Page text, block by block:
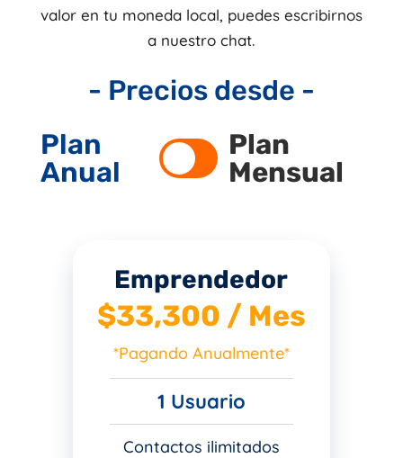
valor en tu moneda local, puedes escribirnos
a nuestro chat.
- Precios desde -
Plan
Anual
Plan
Mensual
Emprendedor
$33,300 / Mes
*Pagando Anualmente*
1 Usuario
Contactos ilimitados